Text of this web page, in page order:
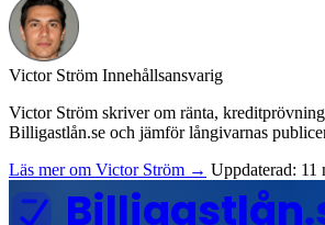
Victor Ström Innehållsansvarig
Victor Ström skriver om ränta,
Billigastlån.se och jämför långivarnas
Läs mer om Victor Ström → Uppdaterad: 11
Billigastlån